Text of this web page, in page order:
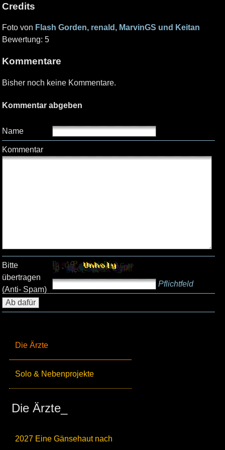
Die Ärzte
Solo & Nebenprojekte
Die Ärzte_
2027 Eine Gänsehaut nach
Credits
Foto von Flash Gorden, renald, MarvinGS und Keitan
Bewertung: 5
Kommentare
Bisher noch keine Kommentare.
Kommentar abgeben
Name
Kommentar
Bitte
übertragen
(Anti- Spam)
Pflichtfeld